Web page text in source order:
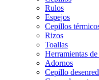
Rulos
Espejos
Cepillos
Rizos
Toallas
Herramientas
Adornos
Cepillo